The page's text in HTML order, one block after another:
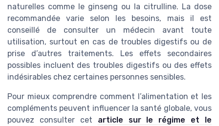
naturelles comme le ginseng ou la citrulline. La dose
recommandée varie selon les besoins, mais il est
conseillé de consulter un médecin avant toute
utilisation, surtout en cas de troubles digestifs ou de
prise d’autres traitements. Les effets secondaires
possibles incluent des troubles digestifs ou des effets
indésirables chez certaines personnes sensibles.
Pour mieux comprendre comment l’alimentation et les
compléments peuvent influencer la santé globale, vous
pouvez consulter cet article sur le régime et le